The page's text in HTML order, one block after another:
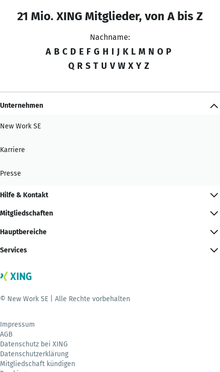
21 Mio. XING Mitglieder, von A bis Z
Nachname:
A B C D E F G H I J K L M N O P
Q R S T U V W X Y Z
Unternehmen
New Work SE
Karriere
Presse
Hilfe & Kontakt
Mitgliedschaften
Hauptbereiche
Services
© New Work SE | Alle Rechte vorbehalten
Impressum
AGB
Datenschutz bei XING
Datenschutzerklärung
Mitgliedschaft kündigen